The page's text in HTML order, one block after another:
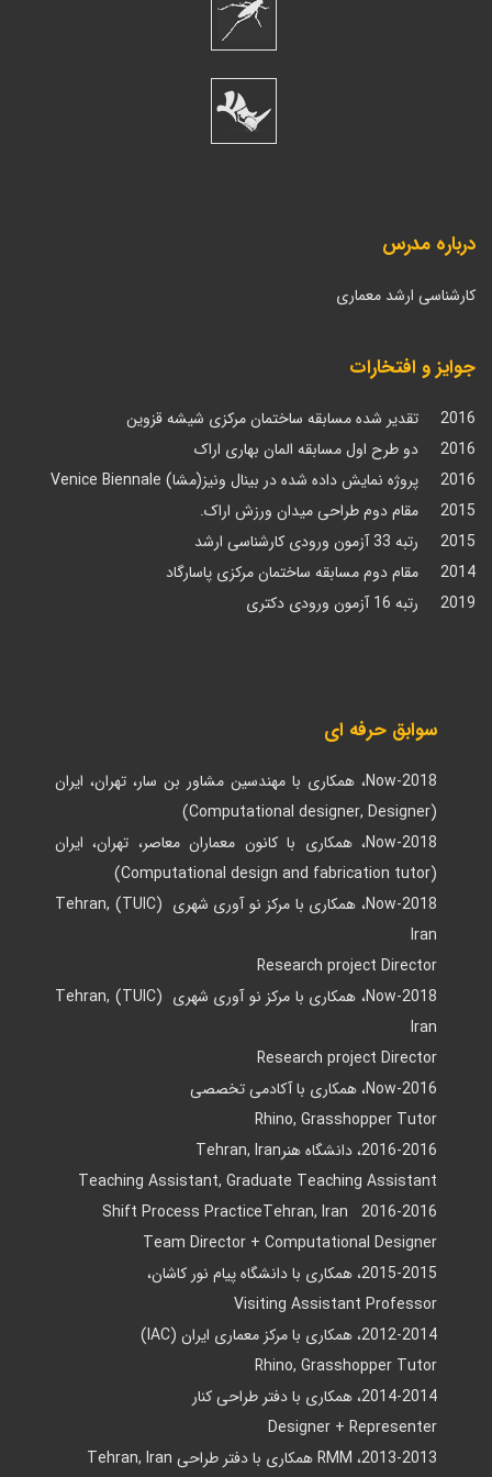
درباره مدرس
کارشناسی ارشد معماری
جوایز و افتخارات
2016 تقدیر شده مسابقه ساختمان مرکزی شیشه قزوین
2016 دو طرح اول مسابقه المان بهاری اراک
2016 پروژه نمایش داده شده در بینال ونیز(مشا) Venice Biennale
2015 مقام دوم طراحی میدان ورزش اراک.
2015 رتبه 33 آزمون ورودی کارشناسی ارشد
2014 مقام دوم مسابقه ساختمان مرکزی پاسارگاد
2019 رتبه 16 آزمون ورودی دکتری
سوابق حرفه ای
2018-Now، همکاری با مهندسین مشاور بن سار، تهران، ایران
(Computational designer, Designer)
2018-Now، همکاری با کانون معماران معاصر، تهران، ایران
(Computational design and fabrication tutor)
2018-Now، همکاری با مرکز نو آوری شهری (TUIC) Tehran,
Iran
Research project Director
2018-Now، همکاری با مرکز نو آوری شهری (TUIC) Tehran,
Iran
Research project Director
2016-Now، همکاری با آکادمی تخصصی
Rhino, Grasshopper Tutor
2016-2016، دانشگاه هنرTehran, Iran
Teaching Assistant, Graduate Teaching Assistant
2016-2016 Shift Process PracticeTehran, Iran
Team Director + Computational Designer
2015-2015، همکاری با دانشگاه پیام نور کاشان،
Visiting Assistant Professor
2012-2014، همکاری با مرکز معماری ایران (IAC)
Rhino, Grasshopper Tutor
2014-2014، همکاری با دفتر طراحی کنار
Designer + Representer
2013-2013، RMM همکاری با دفتر طراحی Tehran, Iran